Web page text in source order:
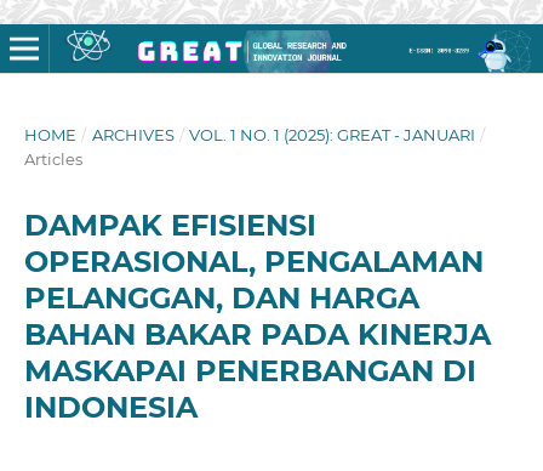
HOME / ARCHIVES / VOL. 1 NO. 1 (2025): GREAT - JANUARI /
Articles
DAMPAK EFISIENSI
OPERASIONAL, PENGALAMAN
PELANGGAN, DAN HARGA
BAHAN BAKAR PADA KINERJA
MASKAPAI PENERBANGAN DI
INDONESIA